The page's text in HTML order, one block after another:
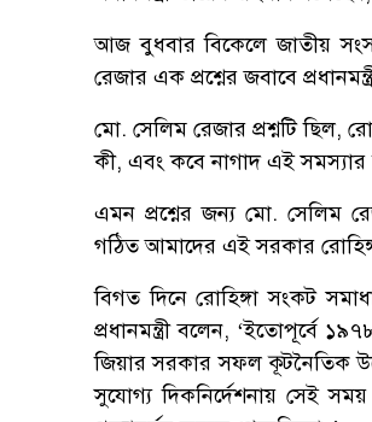
আজ বুধবার বিকেলে জাতীয়
রেজার এক প্রশ্নের জবাবে
মো. সেলিম রেজার প্রশ্নটি ছিল,
কী, এবং কবে নাগাদ এই সমস্যার
এমন প্রশ্নের জন্য মো. সেলিম
গঠিত আমাদের এই সরকার
বিগত দিনে রোহিঙ্গা সংকট
প্রধানমন্ত্রী বলেন, ‘ইতোপূর্বে
জিয়ার সরকার সফল কূটনৈতিক
সুযোগ্য দিকনির্দেশনায় সেই